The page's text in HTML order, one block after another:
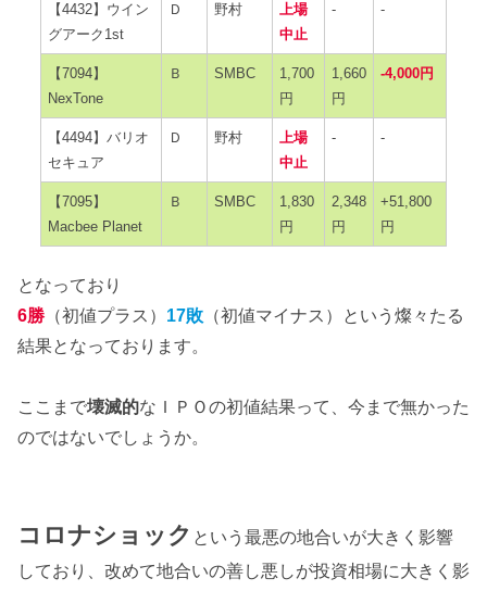
【4432】ウイン
グアーク1st
Ｄ 野村
上場
中止
- -
【7094】
NexTone
Ｂ SMBC
1,700
円
1,660
円
-4,000円
【4494】バリオ
セキュア
Ｄ 野村
上場
中止
- -
【7095】
Macbee Planet
Ｂ SMBC
1,830
円
2,348
円
+51,800
円
となっており
6勝 （初値プラス） 17敗 （初値マイナス）という燦々たる
結果となっております。
ここまで壊滅的なＩＰＯの初値結果って、今まで無かった
のではないでしょうか。
コロナショック という最悪の地合いが大きく影響
しており、改めて地合いの善し悪しが投資相場に大きく影